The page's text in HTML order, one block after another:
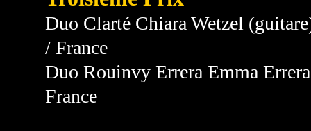
Duo Clarté Chiara Wetzel
/ France
Duo Rouinvy Errera Emma
France